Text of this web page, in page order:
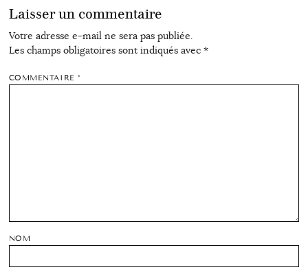
Laisser un commentaire
Votre adresse e-mail ne sera pas publiée.
Les champs obligatoires sont indiqués avec *
COMMENTAIRE*
NOM